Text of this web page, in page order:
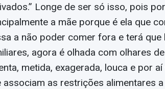
Longe de ser só isso, pois
a mãe porque é ela que
a não poder comer fora e terá
agora é olhada com olhares
metida, exagerada, louca e por
associam as restrições alimentares